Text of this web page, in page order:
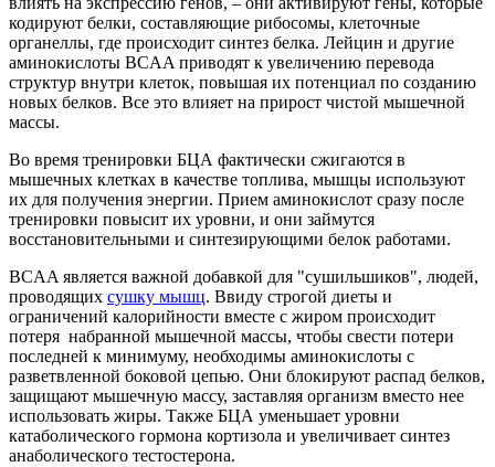
кодируют белки, составляющие рибосомы, клеточные
органеллы, где происходит синтез белка. Лейцин и другие
аминокислоты BCAA приводят к увеличению перевода
структур внутри клеток, повышая их потенциал по созданию
новых белков. Все это влияет на прирост чистой мышечной
массы.
Во время тренировки БЦА фактически сжигаются в
мышечных клетках в качестве топлива, мышцы используют
их для получения энергии. Прием аминокислот сразу после
тренировки повысит их уровни, и они займутся
восстановительными и синтезирующими белок работами.
BCAA является важной добавкой для "сушильшиков", людей,
проводящих сушку мышц. Ввиду строгой диеты и
ограничений калорийности вместе с жиром происходит
потеря набранной мышечной массы, чтобы свести потери
последней к минимуму, необходимы аминокислоты с
разветвленной боковой цепью. Они блокируют распад белков,
защищают мышечную массу, заставляя организм вместо нее
использовать жиры. Также БЦА уменьшает уровни
катаболического гормона кортизола и увеличивает синтез
анаболического тестостерона.